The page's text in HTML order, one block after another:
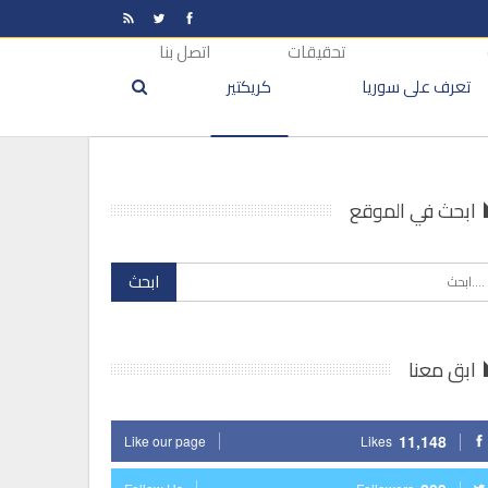
تعرف على سوريا
تحقيقات
كريكتير
اتصل بنا
ابحث في الموقع
ابق معنا
11,148
Likes
Like our page